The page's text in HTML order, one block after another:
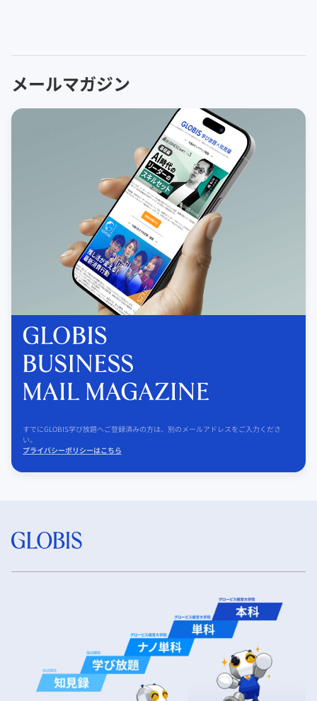
メールマガジン
すでにGLOBIS学び放題へご登録済みの方は、別のメールアドレスをご入力くださ
い。
プライバシーポリシーはこちら